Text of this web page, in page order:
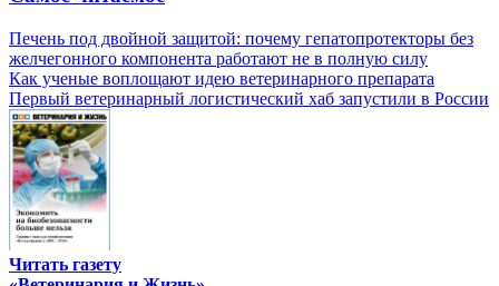
Печень под двойной защитой: почему гепатопротекторы без
желчегонного компонента работают не в полную силу
Как ученые воплощают идею ветеринарного препарата
Первый ветеринарный логистический хаб запустили в России
Читать газету